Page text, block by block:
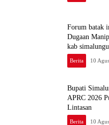
Forum batak
Dugaan
kab
Justru Jadi
Berita 10
Bupati
APRC 2026
Lintasan
Berita 10